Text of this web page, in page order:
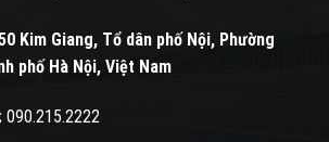
Kim Giang, Tổ dân phố Nội, Phường
phố Hà Nội, Việt Nam
090.215.2222